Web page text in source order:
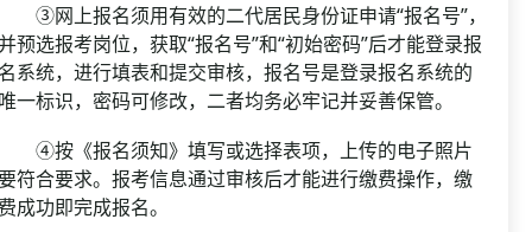
网上报名须用有效的二代居民身份证申请“报名号”，
预选报考岗位，获取“报名号”和“初始密码”后才能登录报
系统，进行填表和提交审核，报名号是登录报名系统的
一标识，密码可修改，二者均务必牢记并妥善保管。
按《报名须知》填写或选择表项，上传的电子照片
符合要求。报考信息通过审核后才能进行缴费操作，缴
成功即完成报名。